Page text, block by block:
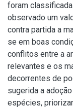
foram
observado um
contra partida a
se em boas
conflitos entre a
relevantes e os
decorrentes de
sugerida a
espécies,